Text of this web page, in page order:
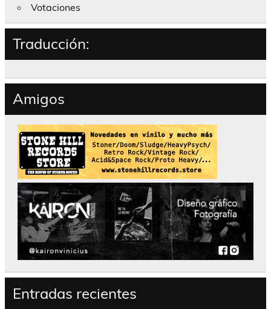
Votaciones
Traducción:
Amigos
Entradas recientes